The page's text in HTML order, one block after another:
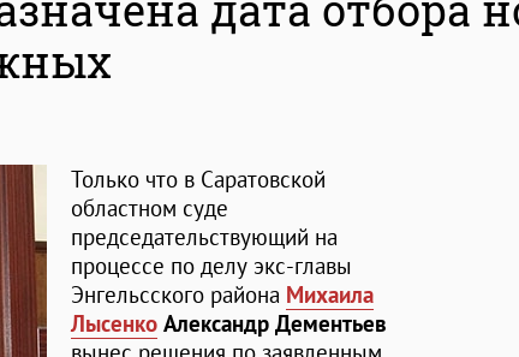
Только что в Саратовской
областном суде
председательствующий на
процессе по делу экс-главы
Энгельсского района Михаила
Лысенко Александр Дементьев